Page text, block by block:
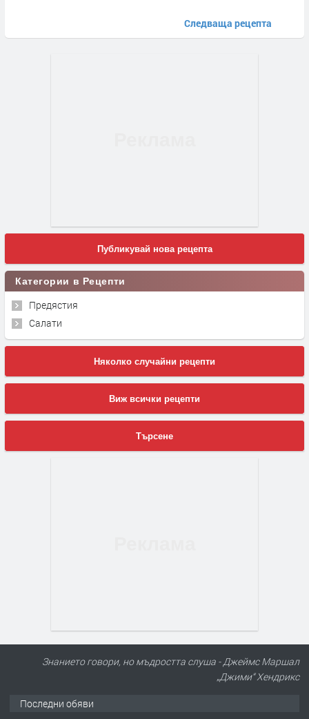
Следваща рецепта
Публикувай нова рецепта
Категории в Рецепти
Предястия
Салати
Няколко случайни рецепти
Виж всички рецепти
Търсене
Знанието говори, но мъдростта слуша - Джеймс Маршал
„Джими“ Хендрикс
Последни обяви